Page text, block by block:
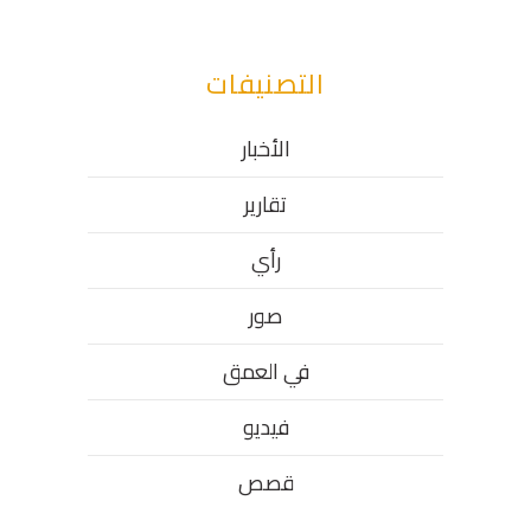
التصنيفات
الأخبار
تقارير
رأي
صور
في العمق
فيديو
قصص